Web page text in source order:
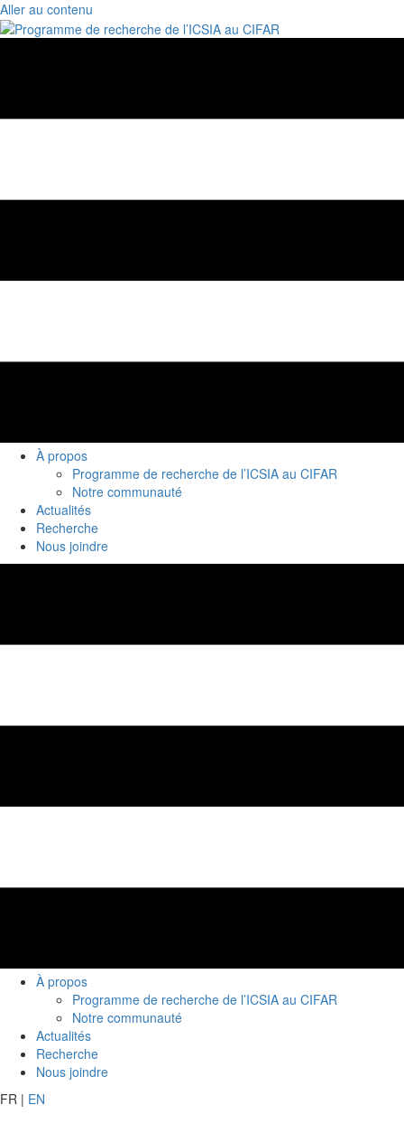
Aller au contenu
À propos
Programme de recherche de l’ICSIA au CIFAR
Notre communauté
Actualités
Recherche
Nous joindre
À propos
Programme de recherche de l’ICSIA au CIFAR
Notre communauté
Actualités
Recherche
Nous joindre
FR | EN